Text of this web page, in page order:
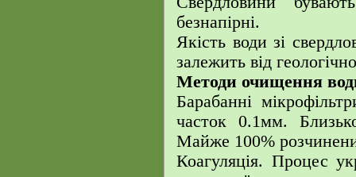
безнапірні.
Якість води зі
залежить від
Методи очищення
Барабанні
часток 0.1мм.
Майже 100%
Коагуляція. Процес